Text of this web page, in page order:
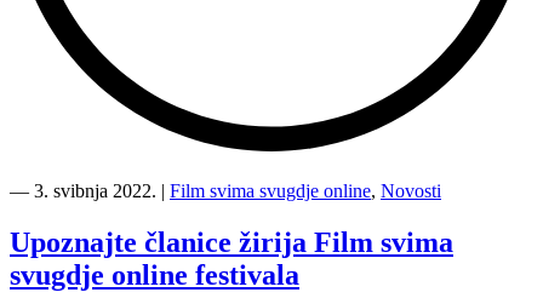
žirija
donose
odluku
o
― 3. svibnja 2022. | Film svima svugdje online, Novosti
Upoznajte članice žirija Film svima
svugdje online festivala